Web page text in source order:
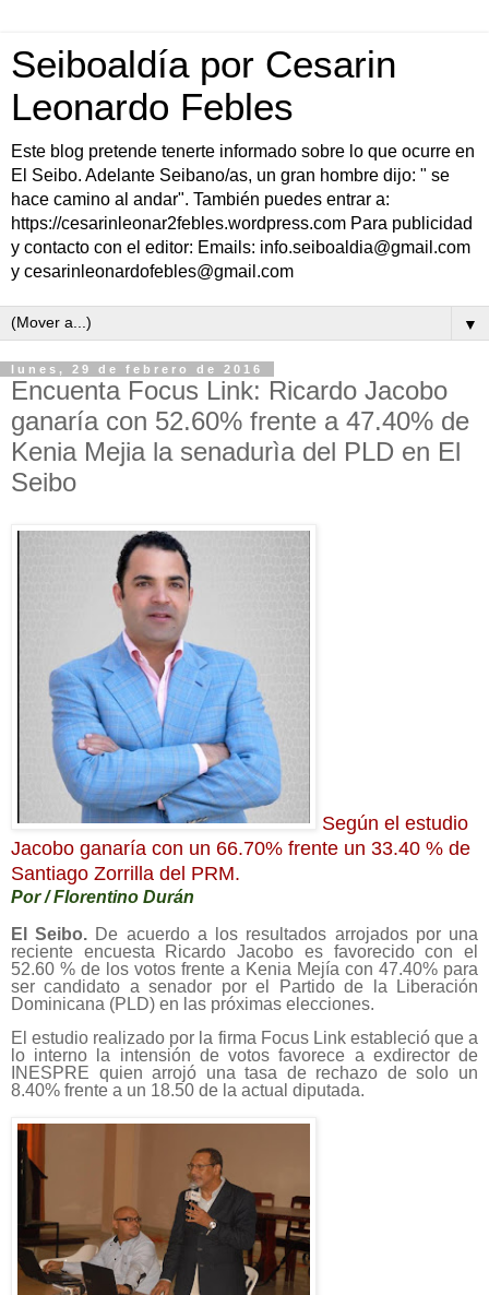
Seiboaldía por Cesarin
Leonardo Febles
Este blog pretende tenerte informado sobre lo que ocurre en
El Seibo. Adelante Seibano/as, un gran hombre dijo: " se
hace camino al andar". También puedes entrar a:
https://cesarinleonar2febles.wordpress.com Para publicidad
y contacto con el editor: Emails: info.seiboaldia@gmail.com
y cesarinleonardofebles@gmail.com
▼
lunes, 29 de febrero de 2016
Encuenta Focus Link: Ricardo Jacobo
ganaría con 52.60% frente a 47.40% de
Kenia Mejia la senadurìa del PLD en El
Seibo
Según el estudio
Jacobo ganaría con un 66.70% frente un 33.40 % de
Santiago Zorrilla del PRM.
Por / Florentino Durán
El Seibo. De acuerdo a los resultados arrojados por una
reciente encuesta Ricardo Jacobo es favorecido con el
52.60 % de los votos frente a Kenia Mejía con 47.40% para
ser candidato a senador por el Partido de la Liberación
Dominicana (PLD) en las próximas elecciones.
El estudio realizado por la firma Focus Link estableció que a
lo interno la intensión de votos favorece a exdirector de
INESPRE quien arrojó una tasa de rechazo de solo un
8.40% frente a un 18.50 de la actual diputada.